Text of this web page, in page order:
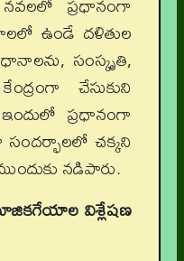
ఉండే దళితుల
సంస్కృతి,
చేసుకుని
ప్రధానంగా
చక్కని
నడిపారు.
విశ్లేషణ